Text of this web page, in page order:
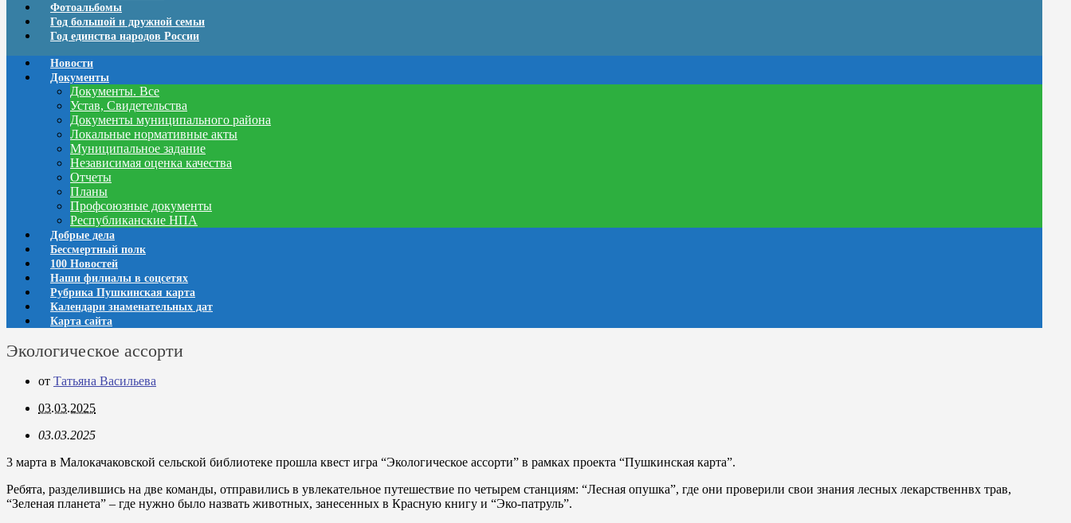
Фотоальбомы
Год большой и дружной семьи
Год единства народов России
Новости
Документы
Документы. Все
Устав, Свидетельства
Документы муниципального района
Локальные нормативные акты
Муниципальное задание
Независимая оценка качества
Отчеты
Планы
Профсоюзные документы
Республиканские НПА
Добрые дела
Бессмертный полк
100 Новостей
Наши филиалы в соцсетях
Рубрика Пушкинская карта
Календари знаменательных дат
Карта сайта
Экологическое ассорти
от Татьяна Васильева
03.03.2025
03.03.2025
3 марта в Малокачаковской сельской библиотеке прошла квест игра “Экологическое ассорти” в рамках проекта “Пушкинская карта”.
Ребята, разделившись на две команды, отправились в увлекательное путешествие по четырем станциям: “Лесная опушка”, где они проверили свои знания лесных лекарственнвх трав,
“Зеленая планета” – где нужно было назвать животных, занесенных в Красную книгу и “Эко-патруль”.